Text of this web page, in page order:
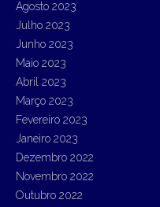
Agosto 2023
Julho 2023
Junho 2023
Maio 2023
Abril 2023
Março 2023
Fevereiro 2023
Janeiro 2023
Dezembro 2022
Novembro 2022
Outubro 2022